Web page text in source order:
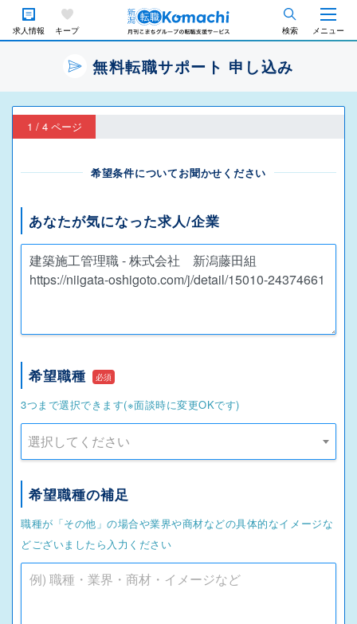
求人情報 キープ 検索 メニュー
無料転職サポート 申し込み
1 / 4 ページ
希望条件についてお聞かせください
あなたが気になった求人/企業
希望職種 必須
3つまで選択できます(※面談時に変更OKです)
選択してください
希望職種の補足
職種が「その他」の場合や業界や商材などの具体的なイメージな
どございましたら入力ください